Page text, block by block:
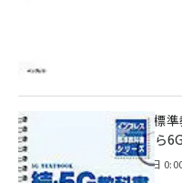
インプレス
NSA/SAから
2023年4月3日